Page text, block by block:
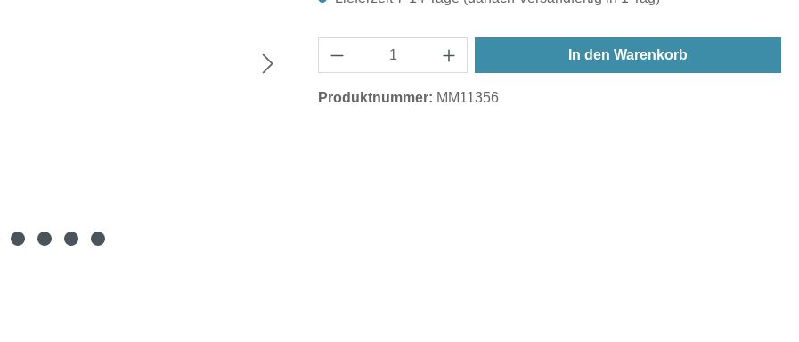
In den Warenkorb
Produktnummer: MM11356